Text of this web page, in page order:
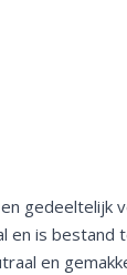
gedeeltelijk
en is bestand
en